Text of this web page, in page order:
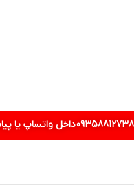
09358812738داخل واتساپ یا